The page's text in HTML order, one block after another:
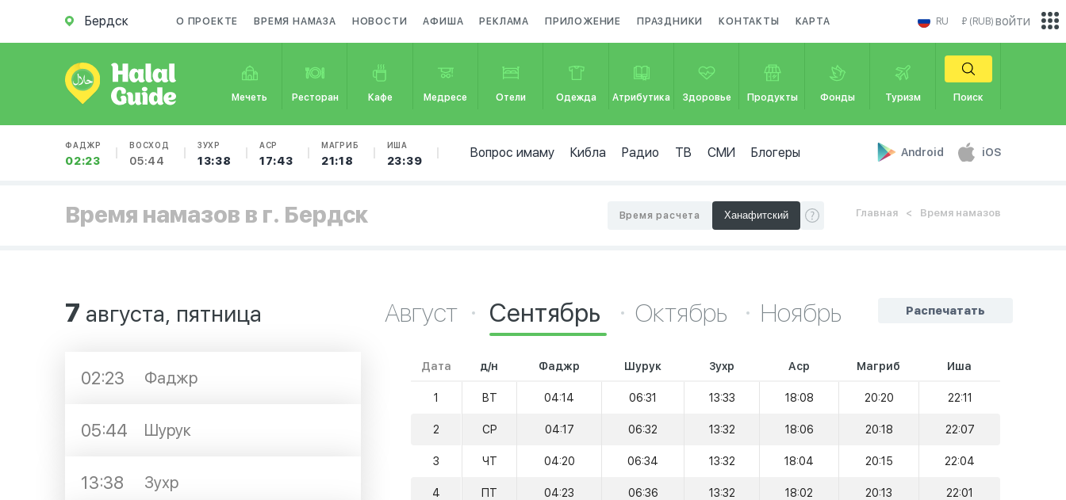
Бердск О ПРОЕКТЕ ВРЕМЯ НАМАЗА НОВОСТИ АФИША РЕКЛАМА ПРИЛОЖЕНИЕ ПРАЗДНИКИ КОНТАКТЫ КАРТА RU ₽ (RUB)
Мечеть Ресторан Кафе Медресе Отели Одежда Атрибутика Здоровье Продукты Фонды Туризм Поиск
ФАДЖР
02:23
ВОСХОД
05:44
ЗУХР
13:38
АСР
17:43
МАГРИБ
21:18
ИША
23:39
Вопрос имаму Кибла Радио ТВ СМИ Блогеры Android iOS
войти
Время намазов в г. Бердск Главная Время намазов
Время расчета
7 августа, пятница
02:23 Фаджр
05:44 Шурук
13:38 Зухр
Распечатать
Август Сентябрь Октябрь Ноябрь
Дата д/н Фаджр Шурук Зухр Аср Магриб Иша
1 ВТ 04:14 06:31 13:33 18:08 20:20 22:11
2 СР 04:17 06:32 13:32 18:06 20:18 22:07
3 ЧТ 04:20 06:34 13:32 18:04 20:15 22:04
4 ПТ 04:23 06:36 13:32 18:02 20:13 22:01